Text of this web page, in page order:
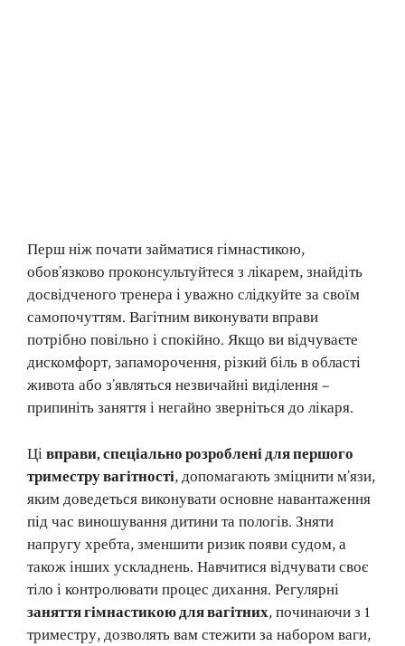
Перш ніж почати займатися гімнастикою,
обов’язково проконсультуйтеся з лікарем, знайдіть
досвідченого тренера і уважно слідкуйте за своїм
самопочуттям. Вагітним виконувати вправи
потрібно повільно і спокійно. Якщо ви відчуваєте
дискомфорт, запаморочення, різкий біль в області
живота або з’являться незвичайні виділення –
припиніть заняття і негайно зверніться до лікаря.
Цівправи, спеціально розроблені для першого
триместру вагітності, допомагають зміцнити м’язи,
яким доведеться виконувати основне навантаження
під час виношування дитини та пологів. Зняти
напругу хребта, зменшити ризик появи судом, а
також інших ускладнень. Навчитися відчувати своє
тіло і контролювати процес дихання. Регулярні
заняття гімнастикою для вагітних, починаючи з 1
триместру, дозволять вам стежити за набором ваги,